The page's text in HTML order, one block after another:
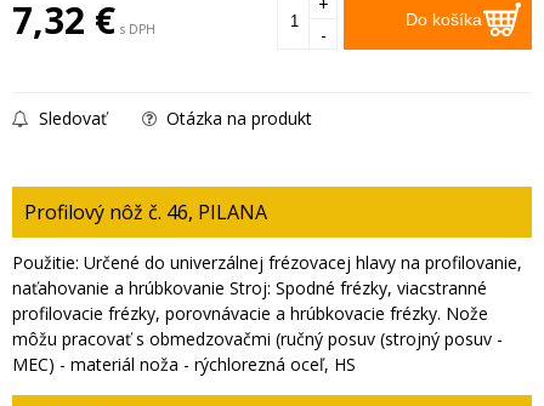
7,32 € s DPH Do košíka
-
Sledovať Otázka na produkt
Profilový nôž č. 46, PILANA
Použitie: Určené do univerzálnej frézovacej hlavy na profilovanie,
naťahovanie a hrúbkovanie Stroj: Spodné frézky, viacstranné
profilovacie frézky, porovnávacie a hrúbkovacie frézky. Nože
môžu pracovať s obmedzovačmi (ručný posuv (strojný posuv -
MEC) - materiál noža - rýchlorezná oceľ, HS